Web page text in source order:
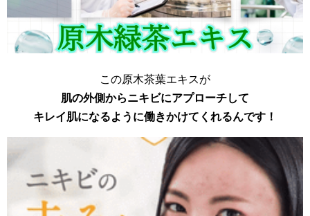
この原木茶葉エキスが
肌の外側からニキビにアプローチして
キレイ肌になるように働きかけてくれるんです！